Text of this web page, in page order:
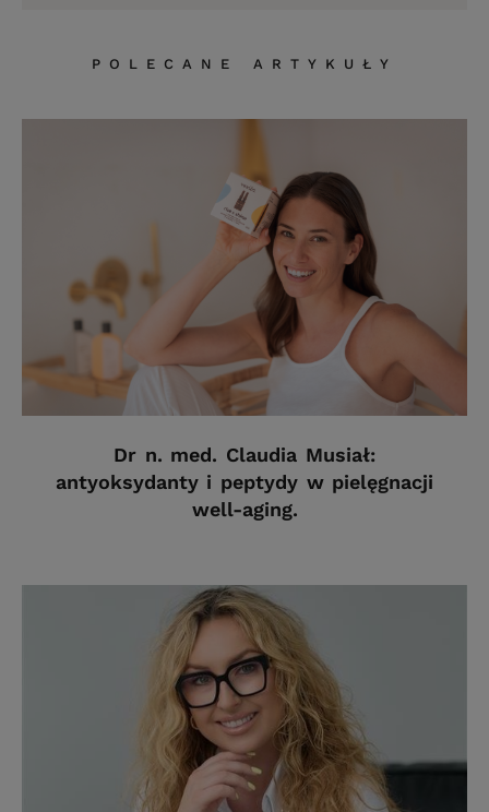
POLECANE ARTYKUŁY
Dr n. med. Claudia Musiał:
antyoksydanty i peptydy w pielęgnacji
well-aging.